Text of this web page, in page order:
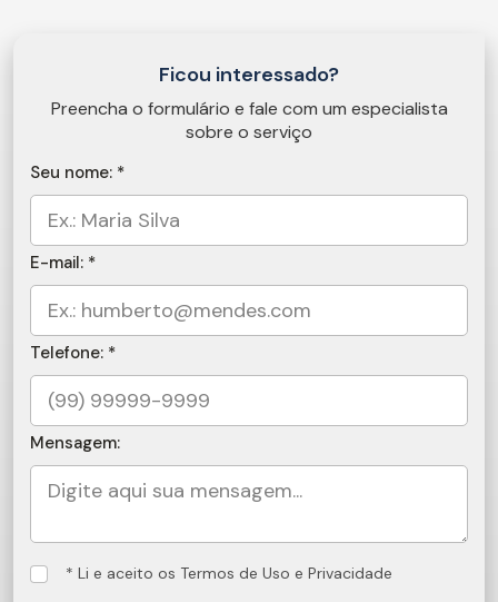
Ficou interessado?
Preencha o formulário e fale com um especialista
sobre o serviço
Seu nome: *
E-mail: *
Telefone: *
Mensagem:
* Li e aceito os Termos de Uso e Privacidade